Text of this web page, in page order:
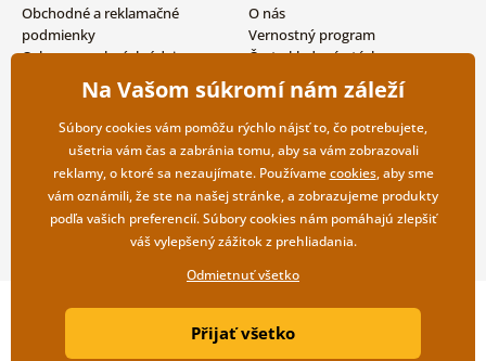
Obchodné a reklamačné
podmienky
Ochrana osobných údajov
Možnosti dopravy a platby
Vrátenie tovaru
O nás
Vernostný program
Často kladené otázky
Magazín
Kontakty
Veľkoobchodná spolupráca
Copyright ©2019 © Dovido.sk.
Litvanyi.sk| E-shop vytvorila
Na Vašom súkromí nám záleží
Súbory cookies vám pomôžu rýchlo nájsť to, čo potrebujete,
ušetria vám čas a zabránia tomu, aby sa vám zobrazovali
reklamy, o ktoré sa nezaujímate. Používamecookies, aby sme
vám oznámili, že ste na našej stránke, a zobrazujeme produkty
podľa vašich preferencií. Súbory cookies nám pomáhajú zlepšiť
váš vylepšený zážitok z prehliadania.
Odmietnuť všetko
Přijať všetko